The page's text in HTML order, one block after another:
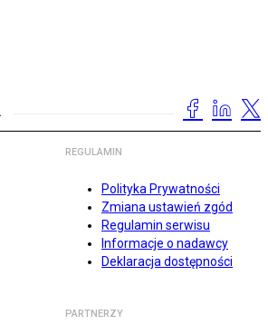
REGULAMIN
Polityka Prywatności
Zmiana ustawień zgód
Regulamin serwisu
Informacje o nadawcy
Deklaracja dostępności
PARTNERZY